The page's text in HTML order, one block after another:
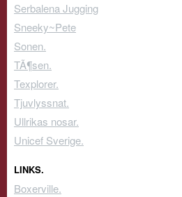
Serbalena Jugging
Sneeky~Pete
Sonen.
TÃ¶sen.
Texplorer.
Tjuvlyssnat.
Ullrikas nosar.
Unicef Sverige.
LINKS.
Boxerville.